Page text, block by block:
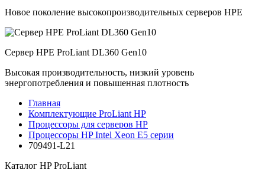
Новое поколение высокопроизводительных серверов HPE
Сервер HPE ProLiant DL360 Gen10
Высокая производительность, низкий уровень
энергопотребления и повышенная плотность
Главная
Комплектующие ProLiant HP
Процессоры для серверов HP
Процессоры HP Intel Xeon E5 серии
709491-L21
Каталог HP ProLiant